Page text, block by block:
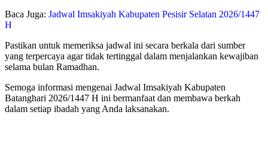
Baca Juga: Jadwal Imsakiyah Kabupaten Pesisir Selatan 2026/1447
H
Pastikan untuk memeriksa jadwal ini secara berkala dari sumber
yang terpercaya agar tidak tertinggal dalam menjalankan kewajiban
selama bulan Ramadhan.
Semoga informasi mengenai Jadwal Imsakiyah Kabupaten
Batanghari 2026/1447 H ini bermanfaat dan membawa berkah
dalam setiap ibadah yang Anda laksanakan.